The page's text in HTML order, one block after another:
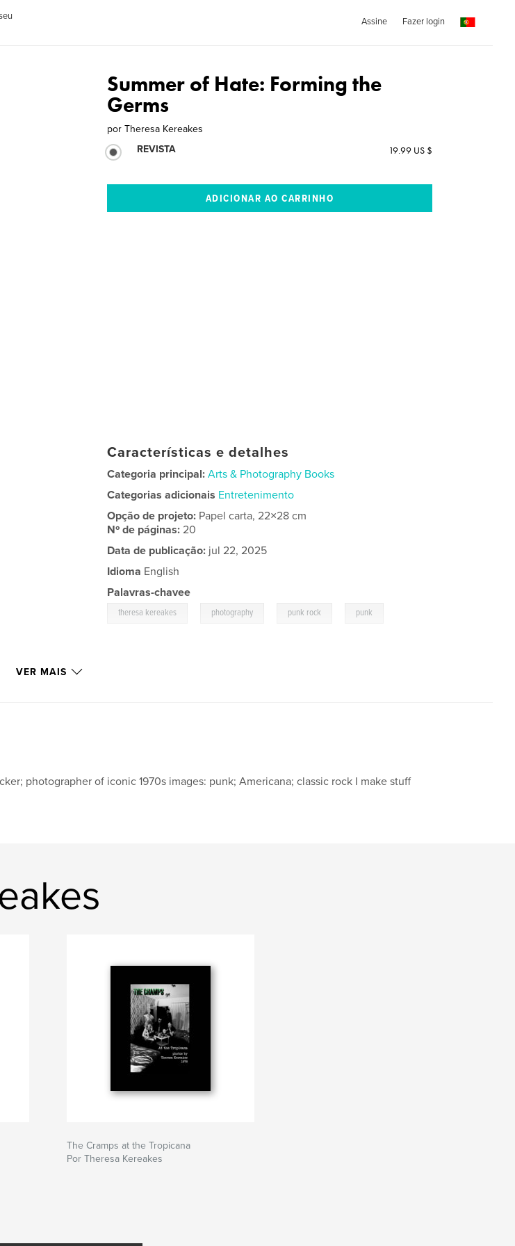
Assine Fazer login
Summer of Hate: Forming the
Germs
por Theresa Kereakes
REVISTA
19.99 US $
Características e detalhes
Categoria principal: Arts & Photography Books
Categorias adicionais Entretenimento
Opção de projeto: Papel carta, 22×28 cm
Nº de páginas:20
Data de publicação: jul 22, 2025
Idioma English
Palavras-chavee
theresa kereakes photography punk rock punk
VER MAIS
photographer of iconic 1970s images: punk; Americana; classic rock I make stuff
The Cramps at the Tropicana
Por Theresa Kereakes